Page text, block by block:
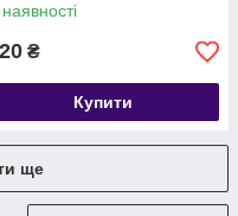
₴
Купити
ще